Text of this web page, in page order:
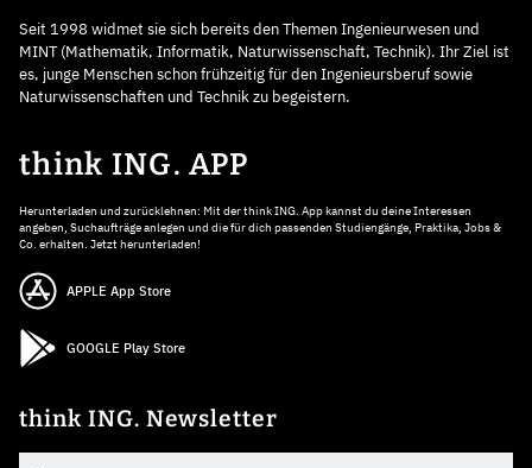
Seit 1998 widmet sie sich bereits den Themen Ingenieurwesen und
MINT (Mathematik, Informatik, Naturwissenschaft, Technik). Ihr Ziel ist
es, junge Menschen schon frühzeitig für den Ingenieursberuf sowie
Naturwissenschaften und Technik zu begeistern.
think ING. APP
Herunterladen und zurücklehnen: Mit der think ING. App kannst du deine Interessen
angeben, Suchaufträge anlegen und die für dich passenden Studiengänge, Praktika, Jobs &
Co. erhalten. Jetzt herunterladen!
APPLE App Store
GOOGLE Play Store
think ING. Newsletter